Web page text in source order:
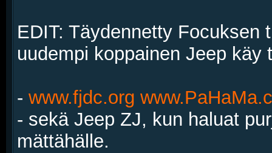
EDIT: Täydennetty Focuksen
uudempi koppainen Jeep käy
- www.fjdc.org
- sekä Jeep ZJ, kun haluat
mättähälle.